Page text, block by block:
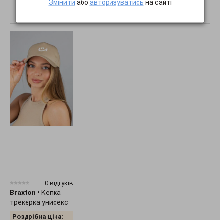
0 відгуків
Braxton • Кепка -
трекерка унисекс
"Smile" 1536
Роздрібна ціна:
Змінити або авторизуватись на сайті